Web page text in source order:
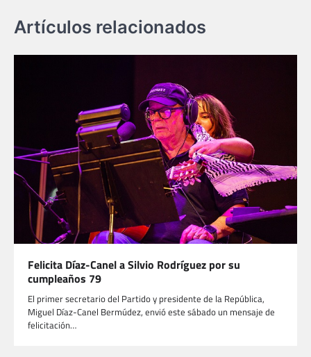
Artículos relacionados
Felicita Díaz-Canel a Silvio Rodríguez por su
cumpleaños 79
El primer secretario del Partido y presidente de la República,
Miguel Díaz-Canel Bermúdez, envió este sábado un mensaje de
felicitación…